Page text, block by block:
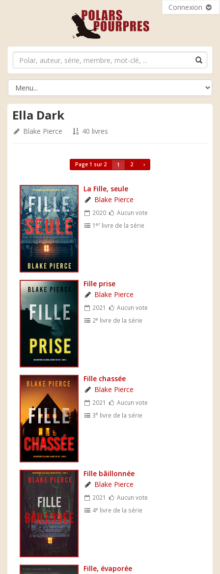
Connexion
Ella Dark
Blake Pierce 40 livres
Page 1 sur 2 1 2 ›
La Fille, seule
Blake Pierce
2020
Aucun vote
1er livre de la série
Fille prise
Blake Pierce
2021
Aucun vote
2e livre de la série
Fille chassée
Blake Pierce
2021
Aucun vote
3e livre de la série
Fille bâillonnée
Blake Pierce
2021
Aucun vote
4e livre de la série
Fille, évaporée